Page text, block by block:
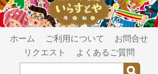
ホーム ご利用について
お問合せ
リクエスト
よくあるご質問